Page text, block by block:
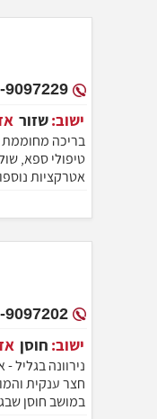
9097229
ישוב:שזור
בריכה מחוממת
טיפולי ספא,
אטרקציות
9097202
ישוב:חוסן
נירוונה בגליל
חצר ענקית
במושב חוסן